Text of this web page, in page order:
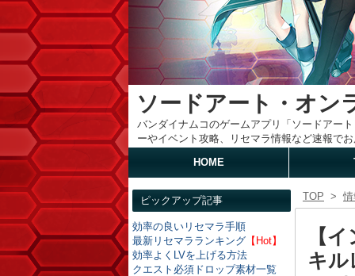
ソードアート・オ
バンダイナムコのゲームアプリ「ソードアー
ーやイベント攻略、リセマラ情報など速報で
HOME
ピックアップ記事
効率の良いリセマラ手順
最新リセマラランキング 【Hot】
効率よくLVを上げる方法
クエスト必須ドロップ素材一覧
TOP >
【
キル